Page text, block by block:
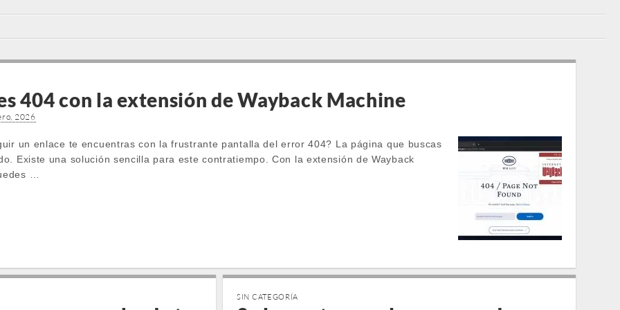
404 con la extensión de Wayback Machine
2026
un enlace te encuentras con la frustrante pantalla del error 404? La página que buscas
Existe una solución sencilla para este contratiempo. Con la extensión de Wayback
…
SIN CATEGORÍA